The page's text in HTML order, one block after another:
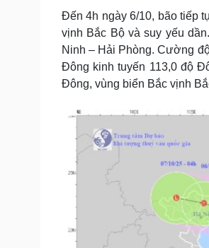
Cải chính
Đến 4h ngày 6/10, bão tiếp
vịnh Bắc Bộ và suy yếu
Ninh – Hải Phòng. Cường
Đông kinh tuyến 113,0 độ
Đông, vùng biển Bắc vịnh